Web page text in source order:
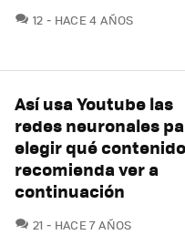
12 COMENTARIOS
HACE 4 AÑOS
Así usa Youtube las
redes neuronales
elegir qué
recomienda ver a
continuación
21 COMENTARIOS
HACE 7 AÑOS